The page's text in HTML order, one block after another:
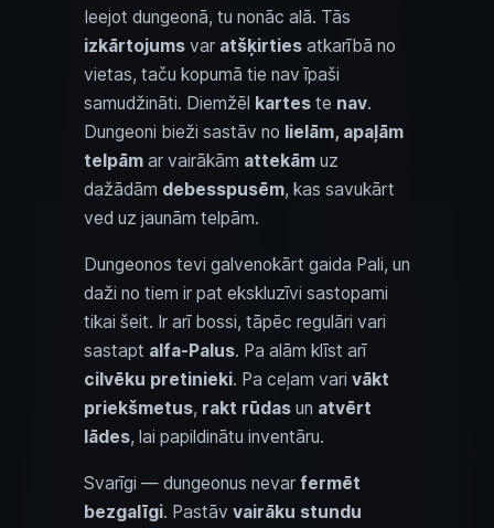
Ieejot dungeonā, tu nonāc alā. Tās
izkārtojums var atšķirties atkarībā no
vietas, taču kopumā tie nav īpaši
samudžināti. Diemžēl kartes te nav.
Dungeoni bieži sastāv no lielām, apaļām
telpām ar vairākām attekām uz
dažādām debesspusēm, kas savukārt
ved uz jaunām telpām.
Dungeonos tevi galvenokārt gaida Pali, un
daži no tiem ir pat ekskluzīvi sastopami
tikai šeit. Ir arī bossi, tāpēc regulāri vari
sastapt alfa-Palus. Pa alām klīst arī
cilvēku pretinieki. Pa ceļam vari vākt
priekšmetus, rakt rūdas un atvērt
lādes, lai papildinātu inventāru.
Svarīgi — dungeonus nevar fermēt
bezgalīgi. Pastāv vairāku stundu